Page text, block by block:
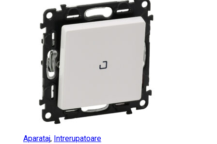
Aparataj, Intrerupatoare